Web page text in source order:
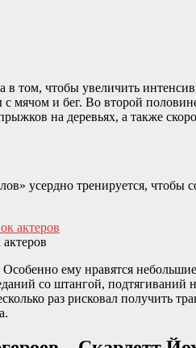
в том, чтобы увеличить
мячом и бег. Во второй
на деревьях, а также
усердно тренируется, чтобы
ему нравятся
со штангой, подтягиваний
раз рисковал получить